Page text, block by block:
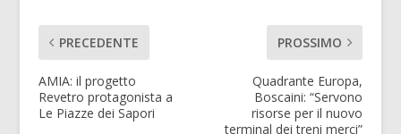
PRECEDENTE
AMIA: il progetto
Revetro protagonista a
Le Piazze dei Sapori
PROSSIMO
Quadrante Europa,
Boscaini: “Servono
risorse per il nuovo
terminal dei treni merci”